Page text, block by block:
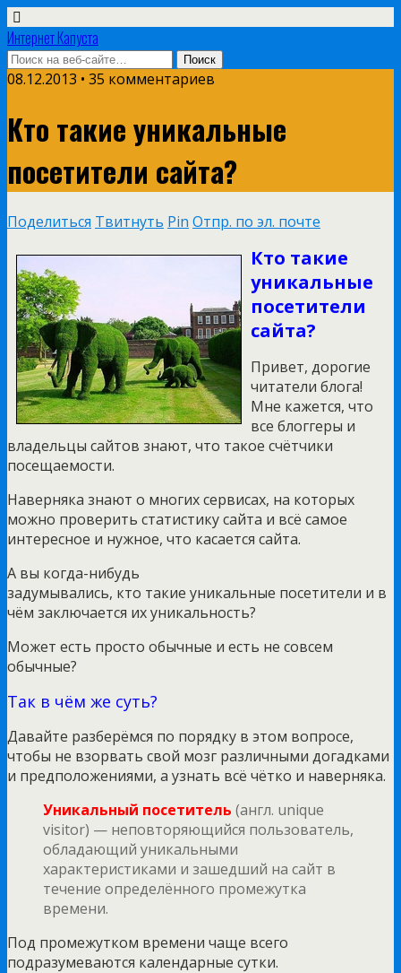
Интернет Капуста
08.12.2013 • 35 комментариев
Кто такие уникальные
посетители сайта?
Поделиться Твитнуть Pin Отпр. по эл. почте
Кто такие
уникальные
посетители
сайта?
Привет, дорогие
читатели блога!
Мне кажется, что
все блоггеры и
владельцы сайтов знают, что такое счётчики
посещаемости.
Наверняка знают о многих сервисах, на которых
можно проверить статистику сайта и всё самое
интересное и нужное, что касается сайта.
А вы когда-нибудь
задумывались, кто такие уникальные посетители и в
чём заключается их уникальность?
Может есть просто обычные и есть не совсем
обычные?
Так в чём же суть?
Давайте разберёмся по порядку в этом вопросе,
чтобы не взорвать свой мозг различными догадками
и предположениями, а узнать всё чётко и наверняка.
Уникальный посетитель (англ. unique
visitor) — неповторяющийся пользователь,
обладающий уникальными
характеристиками и зашедший на сайт в
течение определённого промежутка
времени.
Под промежутком времени чаще всего
подразумеваются календарные сутки.